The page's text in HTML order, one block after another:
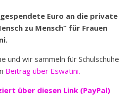
Euro an die private
zu Mensch“ für Frauen
und wir sammeln für Schulschuhe
Beitrag über Eswatini.
über diesen Link (PayPal)